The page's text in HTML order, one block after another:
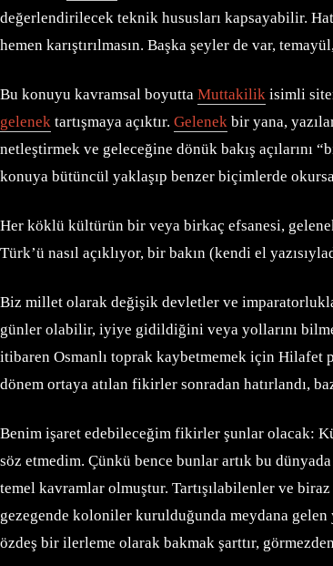
değerlendirilecek teknik hususları kapsayabilir.
hemen karıştırılmasın. Başka şeyler de var,
Bu konuyu kavramsal boyutta Muttakilik isimli
gelenek tartışmaya açıktır. Gelenek bir yana,
netleştirmek ve geleceğine dönük bakış açılarını
konuya bütüncül yaklaşıp benzer biçimlerde
Her köklü kültürün bir veya birkaç efsanesi,
Türk’ü nasıl açıklıyor, bir bakın (kendi el
Biz millet olarak değişik devletler ve
günler olabilir, iyiye gidildiğini veya yollarını
itibaren Osmanlı toprak kaybetmemek için Hilafet
dönem ortaya atılan fikirler sonradan hatırlandı,
Benim işaret edebileceğim fikirler şunlar olacak:
söz etmedim. Çünkü bence bunlar artık bu
temel kavramlar olmuştur. Tartışılabilenler ve
gezegende koloniler kurulduğunda meydana
özdeş bir ilerleme olarak bakmak şarttır,